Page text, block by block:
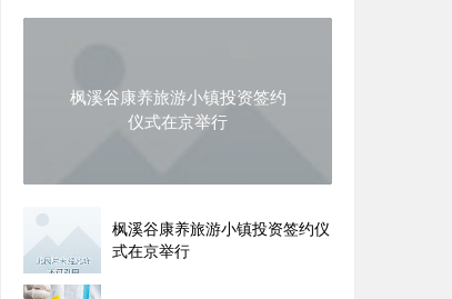
枫溪谷康养旅游小镇投资签约
仪式在京举行
枫溪谷康养旅游小镇投资签约仪
式在京举行